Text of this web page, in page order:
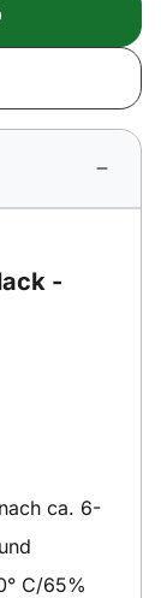
-
ca. 6-
C/65%